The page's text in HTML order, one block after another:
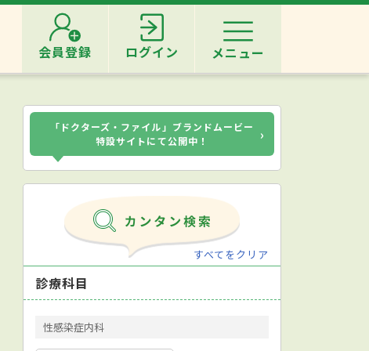
会員登録 ログイン メニュー
「ドクターズ・ファイル」ブランドムービー
特設サイトにて公開中！
›
すべてをクリア
診療科目
性感染症内科